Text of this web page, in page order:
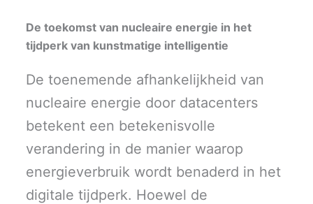
De toekomst van nucleaire energie in het
tijdperk van kunstmatige intelligentie
De toenemende afhankelijkheid van
nucleaire energie door datacenters
betekent een betekenisvolle
verandering in de manier waarop
energieverbruik wordt benaderd in het
digitale tijdperk. Hoewel de